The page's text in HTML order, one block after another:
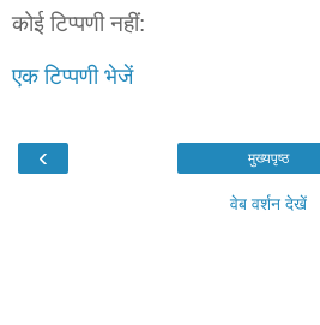
कोई टिप्पणी नहीं:
एक टिप्पणी भेजें
‹ मुख्यपृष्ठ
वेब वर्शन देखें